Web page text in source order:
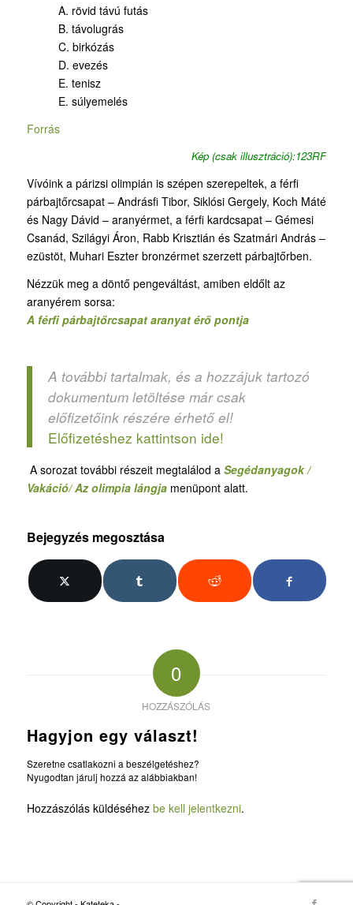
A. rövid távú futás
B. távolugrás
C. birkózás
D. evezés
E. tenisz
E. súlyemelés
Forrás
Kép (csak illusztráció):123RF
Vívóink a párizsi olimpián is szépen szerepeltek, a férfi
párbajtőrcsapat – Andrásfi Tibor, Siklósi Gergely, Koch Máté
és Nagy Dávid – aranyérmet, a férfi kardcsapat – Gémesi
Csanád, Szilágyi Áron, Rabb Krisztián és Szatmári András –
ezüstöt, Muhari Eszter bronzérmet szerzett párbajtőrben.
Nézzük meg a döntő pengeváltást, amiben eldőlt az
aranyérem sorsa:
A férfi párbajtőrcsapat aranyat érő pontja
A további tartalmak, és a hozzájuk tartozó
dokumentum letöltése már csak
előfizetőink részére érhető el!
Előfizetéshez kattintson ide!
A sorozat további részeit megtalálod a Segédanyagok /
Vakáció/ Az olimpia lángjamenüpont alatt.
Bejegyzés megosztása
0
HOZZÁSZÓLÁS
Hagyjon egy választ!
Szeretne csatlakozni a beszélgetéshez?
Nyugodtan járulj hozzá az alábbiakban!
Hozzászólás küldéséhez be kell jelentkezni.